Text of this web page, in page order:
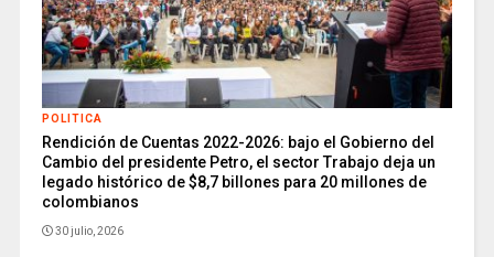
POLITICA
Rendición de Cuentas 2022-2026: bajo el Gobierno del
Cambio del presidente Petro, el sector Trabajo deja un
legado histórico de $8,7 billones para 20 millones de
colombianos
30 julio, 2026